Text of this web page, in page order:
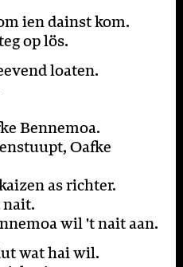
ien dainst kom.
op lös.
loaten.
Bennemoa.
Oafke
as richter.
nait.
wil 't nait aan.
wat hai wil.